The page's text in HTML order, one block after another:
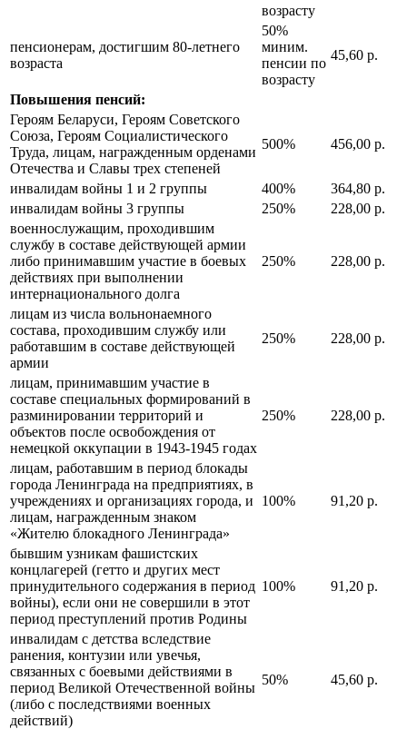
возрасту
пенсионерам, достигшим 80-летнего
возраста
50%
миним.
пенсии по
возрасту
45,60 р.
Повышения пенсий:
Героям Беларуси, Героям Советского
Союза, Героям Социалистического
Труда, лицам, награжденным орденами
Отечества и Славы трех степеней
500% 456,00 р.
инвалидам войны 1 и 2 группы 400%
364,80 р.
инвалидам войны 3 группы
250%
228,00 р.
военнослужащим, проходившим
службу в составе действующей армии
либо принимавшим участие в боевых
действиях при выполнении
интернационального долга
250% 228,00 р.
лицам из числа вольнонаемного
состава, проходившим службу или
работавшим в составе действующей
армии
250% 228,00 р.
лицам, принимавшим участие в
составе специальных формирований в
разминировании территорий и
объектов после освобождения от
немецкой оккупации в 1943-1945 годах
250% 228,00 р.
лицам, работавшим в период блокады
города Ленинграда на предприятиях, в
учреждениях и организациях города, и
лицам, награжденным знаком
«Жителю блокадного Ленинграда»
100% 91,20 р.
бывшим узникам фашистских
концлагерей (гетто и других мест
принудительного содержания в период
войны), если они не совершили в этот
период преступлений против Родины
100% 91,20 р.
инвалидам с детства вследствие
ранения, контузии или увечья,
связанных с боевыми действиями в
период Великой Отечественной войны
(либо с последствиями военных
действий)
50% 45,60 р.